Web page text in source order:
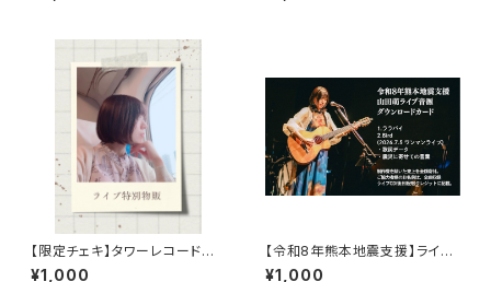
【限定チェキ】タワーレコードラ
イブ特別物販
¥1,000
【令和8年熊本地震支援】ライブ
音源ダウンロードカード
¥1,000